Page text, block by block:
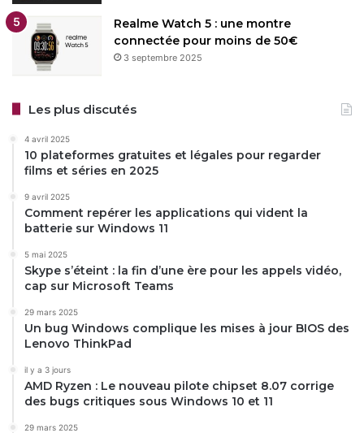
Realme Watch 5 : une montre
connectée pour moins de 50€
3 septembre 2025
Les plus discutés
4 avril 2025
10 plateformes gratuites et légales pour regarder
films et séries en 2025
9 avril 2025
Comment repérer les applications qui vident la
batterie sur Windows 11
5 mai 2025
Skype s’éteint : la fin d’une ère pour les appels vidéo,
cap sur Microsoft Teams
29 mars 2025
Un bug Windows complique les mises à jour BIOS des
Lenovo ThinkPad
il y a 3 jours
AMD Ryzen : Le nouveau pilote chipset 8.07 corrige
des bugs critiques sous Windows 10 et 11
29 mars 2025